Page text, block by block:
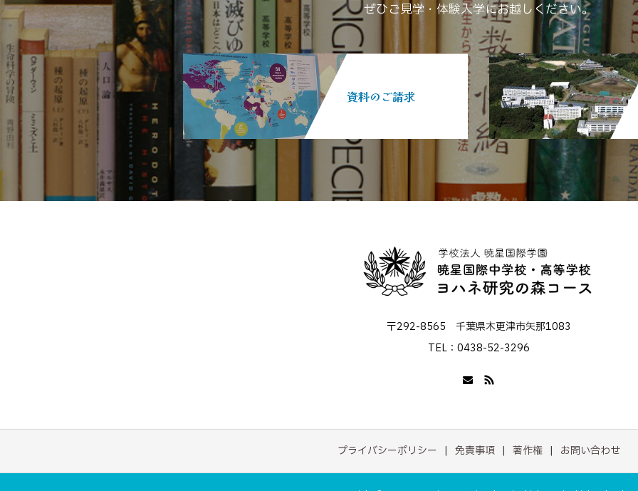
ぜひご見学・体験入学にお越しください。
資料のご請求
〒292-8565 千葉県木更津市矢那1083
TEL：0438-52-3296
プライバシーポリシー 免責事項 著作権 お問い合わせ